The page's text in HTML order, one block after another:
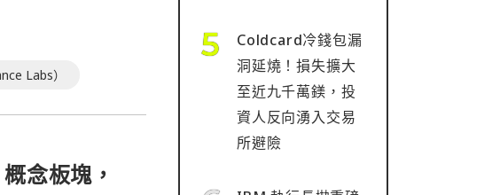
Labs）
念板塊，
Coldcard冷錢包漏
洞延燒！損失擴大
至近九千萬鎂，投
資人反向湧入交易
所避險